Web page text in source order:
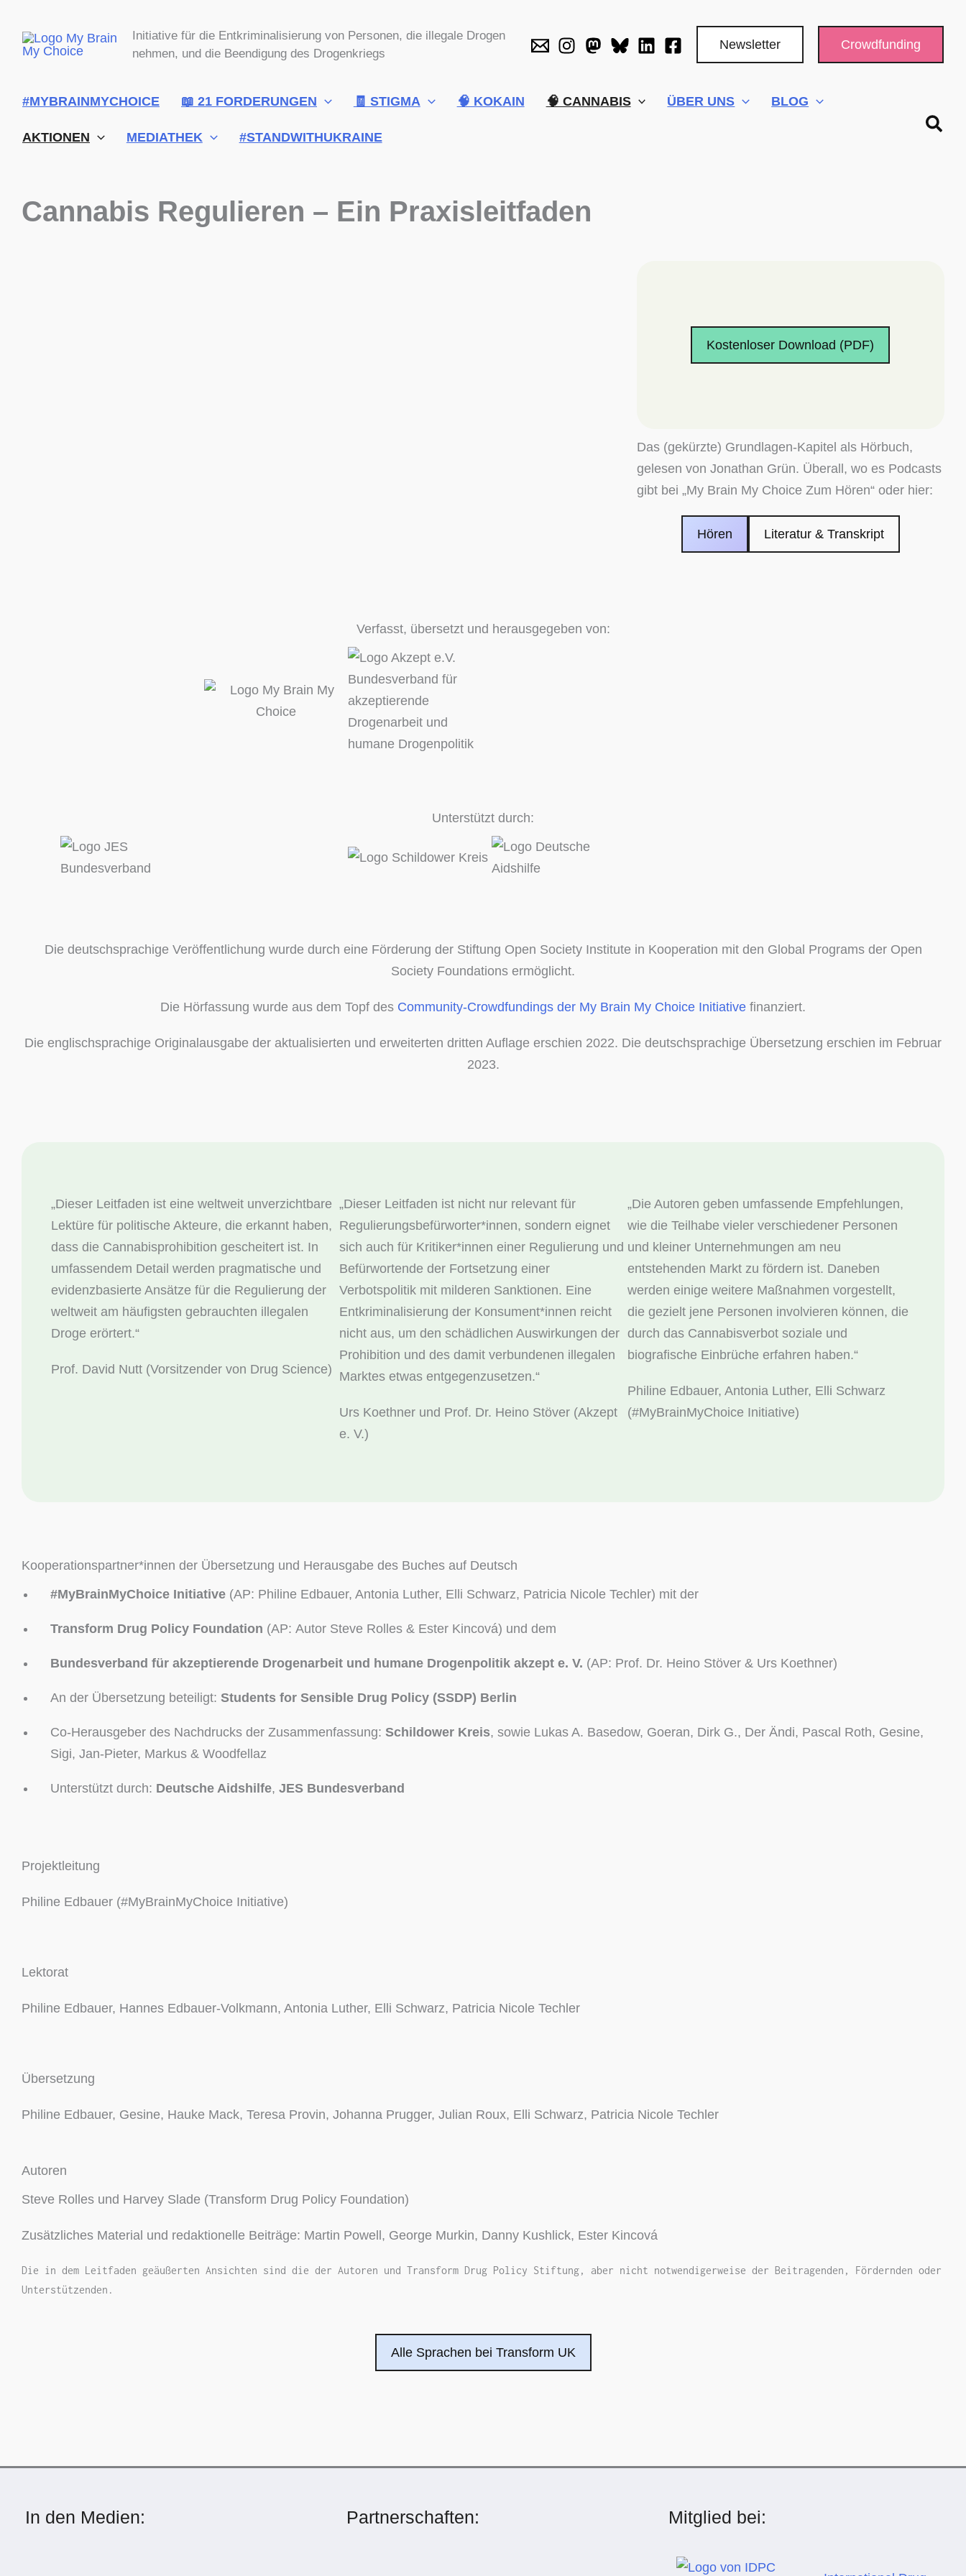
Inhalt
springen
Initiative für die Entkriminalisierung von Personen, die illegale Drogen
nehmen, und die Beendigung des Drogenkriegs
Newsletter Crowdfunding
#MYBRAINMYCHOICE 📖 21 FORDERUNGEN 🧾 STIGMA 🧠 KOKAIN 🧠 CANNABIS ÜBER UNS BLOG
AKTIONEN MEDIATHEK #STANDWITHUKRAINE
Cannabis Regulieren – Ein Praxisleitfaden
Kostenloser Download (PDF)
Das (gekürzte) Grundlagen-​Kapitel als Hörbuch,
gelesen von Jonathan Grün. Überall, wo es Podcasts
gibt bei „My Brain My Choice Zum Hören“ oder hier:
Hören Literatur & Transkript
Verfasst, übersetzt und herausgegeben von:
Unterstützt durch:
Die deutschsprachige Veröffentlichung wurde durch eine Förderung der Stiftung Open Society Institute in Kooperation mit den Global Programs der Open
Society Foundations ermöglicht.
Die Hörfassung wurde aus dem Topf des Community-​Crowdfundings der My Brain My Choice Initiative finanziert.
Die englischsprachige Originalausgabe der aktualisierten und erweiterten dritten Auflage erschien 2022. Die deutschsprachige Übersetzung erschien im Februar
2023.
„Dieser Leitfaden ist eine weltweit unverzichtbare
Lektüre für politische Akteure, die erkannt haben,
dass die Cannabisprohibition gescheitert ist. In
umfassendem Detail werden pragmatische und
evidenzbasierte Ansätze für die Regulierung der
weltweit am häufigsten gebrauchten illegalen
Droge erörtert.“
Prof. David Nutt (Vorsitzender von Drug Science)
„Dieser Leitfaden ist nicht nur relevant für
Regulierungsbefürworter*innen, sondern eignet
sich auch für Kritiker*innen einer Regulierung und
Befürwortende der Fortsetzung einer
Verbotspolitik mit milderen Sanktionen. Eine
Entkriminalisierung der Konsument*innen reicht
nicht aus, um den schädlichen Auswirkungen der
Prohibition und des damit verbundenen illegalen
Marktes etwas entgegenzusetzen.“
Urs Koethner und Prof. Dr. Heino Stöver (Akzept
e. V.)
„Die Autoren geben umfassende Empfehlungen,
wie die Teilhabe vieler verschiedener Personen
und kleiner Unternehmungen am neu
entstehenden Markt zu fördern ist. Daneben
werden einige weitere Maßnahmen vorgestellt,
die gezielt jene Personen involvieren können, die
durch das Cannabisverbot soziale und
biografische Einbrüche erfahren haben.“
Philine Edbauer, Antonia Luther, Elli Schwarz
(#MyBrainMyChoice Initiative)
Kooperationspartner*innen der Übersetzung und Herausgabe des Buches auf Deutsch
#MyBrainMyChoice Initiative (AP: Philine Edbauer, Antonia Luther, Elli Schwarz, Patricia Nicole Techler) mit der
Transform Drug Policy Foundation (AP: Autor Steve Rolles & Ester Kincová) und dem
Bundesverband für akzeptierende Drogenarbeit und humane Drogenpolitik akzept e. V. (AP: Prof. Dr. Heino Stöver & Urs Koethner)
An der Übersetzung beteiligt: Students for Sensible Drug Policy (SSDP) Berlin
Co-​Herausgeber des Nachdrucks der Zusammenfassung: Schildower Kreis, sowie Lukas A. Basedow, Goeran, Dirk G., Der Ändi, Pascal Roth, Gesine,
Sigi, Jan-​Pieter, Markus & Woodfellaz
Unterstützt durch: Deutsche Aidshilfe, JES Bundesverband
Projektleitung
Philine Edbauer (#MyBrainMyChoice Initiative)
Lektorat
Philine Edbauer, Hannes Edbauer-​Volkmann, Antonia Luther, Elli Schwarz, Patricia Nicole Techler
Übersetzung
Philine Edbauer, Gesine, Hauke Mack, Teresa Provin, Johanna Prugger, Julian Roux, Elli Schwarz, Patricia Nicole Techler
Autoren
Steve Rolles und Harvey Slade (Transform Drug Policy Foundation)
Zusätzliches Material und redaktionelle Beiträge: Martin Powell, George Murkin, Danny Kushlick, Ester Kincová
Die in dem Leitfaden geäußerten Ansichten sind die der Autoren und Transform Drug Policy Stiftung, aber nicht notwendigerweise der Beitragenden, Fördernden oder
Unterstützenden.
Alle Sprachen bei Transform UK
In den Medien: Partnerschaften: Mitglied bei: